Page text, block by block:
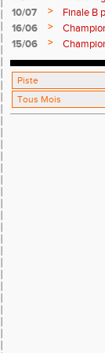
10/07 >
Finale B
16/06
>
15/06 >